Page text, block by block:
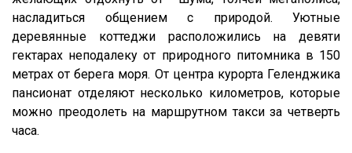
насладиться общением с природой. Уютные
деревянные коттеджи расположились на девяти
гектарах неподалеку от природного питомника в 150
метрах от берега моря. От центра курорта Геленджика
пансионат отделяют несколько километров, которые
можно преодолеть на маршрутном такси за четверть
часа.